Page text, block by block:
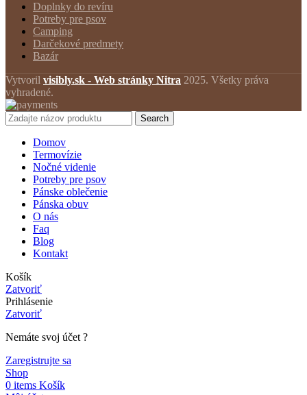
Doplnky do revíru
Potreby pre psov
Camping
Darčekové predmety
Bazár
Vytvoril visibly.sk - Web stránky Nitra 2025. Všetky práva
vyhradené.
Search
Domov
Termovízie
Nočné videnie
Potreby pre psov
Pánske oblečenie
Pánska obuv
O nás
Faq
Blog
Kontakt
Košík
Zatvoriť
Prihlásenie
Zatvoriť
Nemáte svoj účet ?
Zaregistrujte sa
Shop
0 items Košík